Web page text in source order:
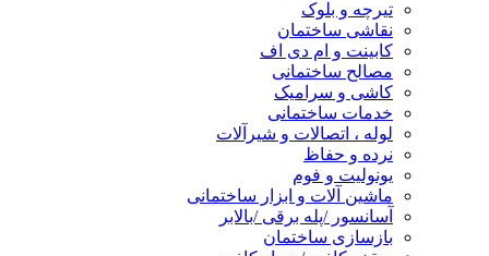
تیرچه و بلوک
نقاشی ساختمان
کابینت و ام دی اف
مصالح ساختمانی
کاشی و سرامیک
خدمات ساختمانی
لوله ، اتصالات و شیرآلات
نرده و حفاظ
یونولیت و فوم
ماشین آلات و ابزار ساختمانی
آسانسور /پله برقی /بالابر
بازسازی ساختمان